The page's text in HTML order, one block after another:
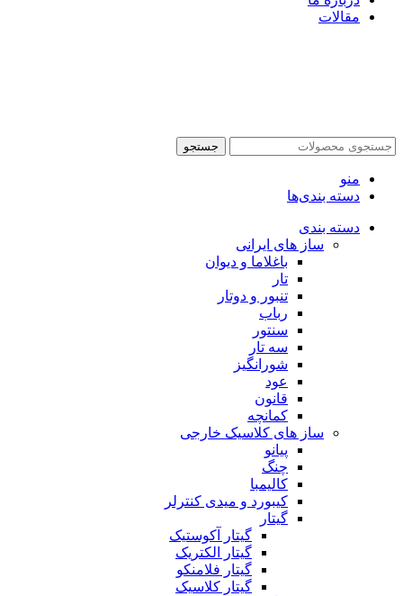
مقالات
جستجو
منو
دسته بندی‌ها
دسته بندی
ساز های ایرانی
باغلاما و دیوان
تار
تنبور و دوتار
رباب
سنتور
سه تار
شورانگیز
عود
قانون
کمانچه
ساز های کلاسیک خارجی
پیانو
چنگ
کالیمبا
کیبورد و میدی کنترلر
گیتار
گیتار آکوستیک
گیتار الکتریک
گیتار فلامنکو
گیتار کلاسیک